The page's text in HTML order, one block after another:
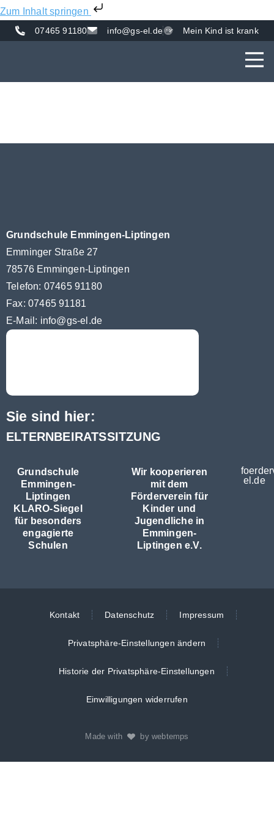
Zum Inhalt springen
07465 91180 info@gs-el.de Mein Kind ist krank
Grundschule Emmingen-Liptingen
Emminger Straße 27
78576 Emmingen-Liptingen
Telefon: 07465 91180
Fax: 07465 91181
E-Mail: info@gs-el.de
Sie sind hier:
ELTERNBEIRATSSITZUNG
Grundschule
Emmingen-
Liptingen
KLARO-Siegel
für besonders
engagierte
Schulen
Wir kooperieren
mit dem
Förderverein für
Kinder und
Jugendliche in
Emmingen-
Liptingen e.V.
el.de
Kontakt Datenschutz Impressum
Privatsphäre-Einstellungen ändern
Historie der Privatsphäre-Einstellungen
Einwilligungen widerrufen
Made with by webtemps